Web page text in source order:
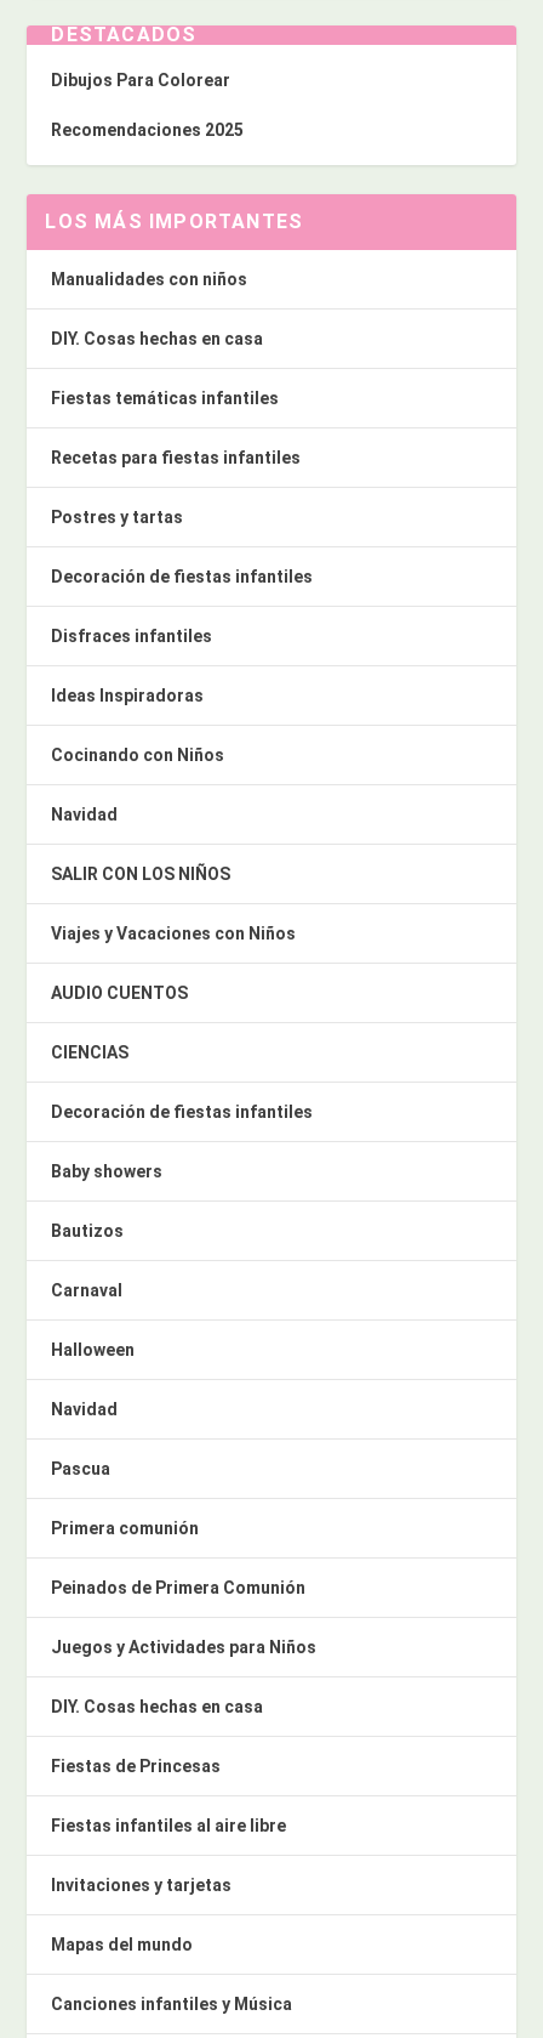
DESTACADOS
Dibujos Para Colorear
Recomendaciones 2025
LOS MÁS IMPORTANTES
Manualidades con niños
DIY. Cosas hechas en casa
Fiestas temáticas infantiles
Recetas para fiestas infantiles
Postres y tartas
Decoración de fiestas infantiles
Disfraces infantiles
Ideas Inspiradoras
Cocinando con Niños
Navidad
SALIR CON LOS NIÑOS
Viajes y Vacaciones con Niños
AUDIO CUENTOS
CIENCIAS
Decoración de fiestas infantiles
Baby showers
Bautizos
Carnaval
Halloween
Navidad
Pascua
Primera comunión
Peinados de Primera Comunión
Juegos y Actividades para Niños
DIY. Cosas hechas en casa
Fiestas de Princesas
Fiestas infantiles al aire libre
Invitaciones y tarjetas
Mapas del mundo
Canciones infantiles y Música